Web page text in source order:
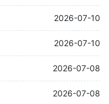
2026-07-10
2026-07-10
2026-07-08
2026-07-08